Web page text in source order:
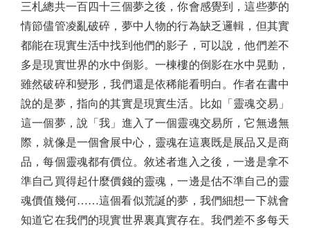
三札總共一百四十三個夢之後，你會感覺到，這些夢的
情節儘管凌亂破碎，夢中人物的行為缺乏邏輯，但其實
都能在現實生活中找到他們的影子，可以說，他們差不
多是現實世界的水中倒影。一棟樓的倒影在水中晃動，
雖然破碎和變形，我們還是依稀能看明白。作者在書中
說的是夢，指向的其實是現實生活。比如「靈魂交易」
這一個夢，說「我」進入了一個靈魂交易所，它無邊無
際，就像是一個會展中心，靈魂在這裏既是展品又是商
品，每個靈魂都有價位。敘述者進入之後，一邊是拿不
準自己買得起什麼價錢的靈魂，一邊是估不準自己的靈
魂價值幾何……這個看似荒誕的夢，我們細想一下就會
知道它在我們的現實世界裏真實存在。我們差不多每天